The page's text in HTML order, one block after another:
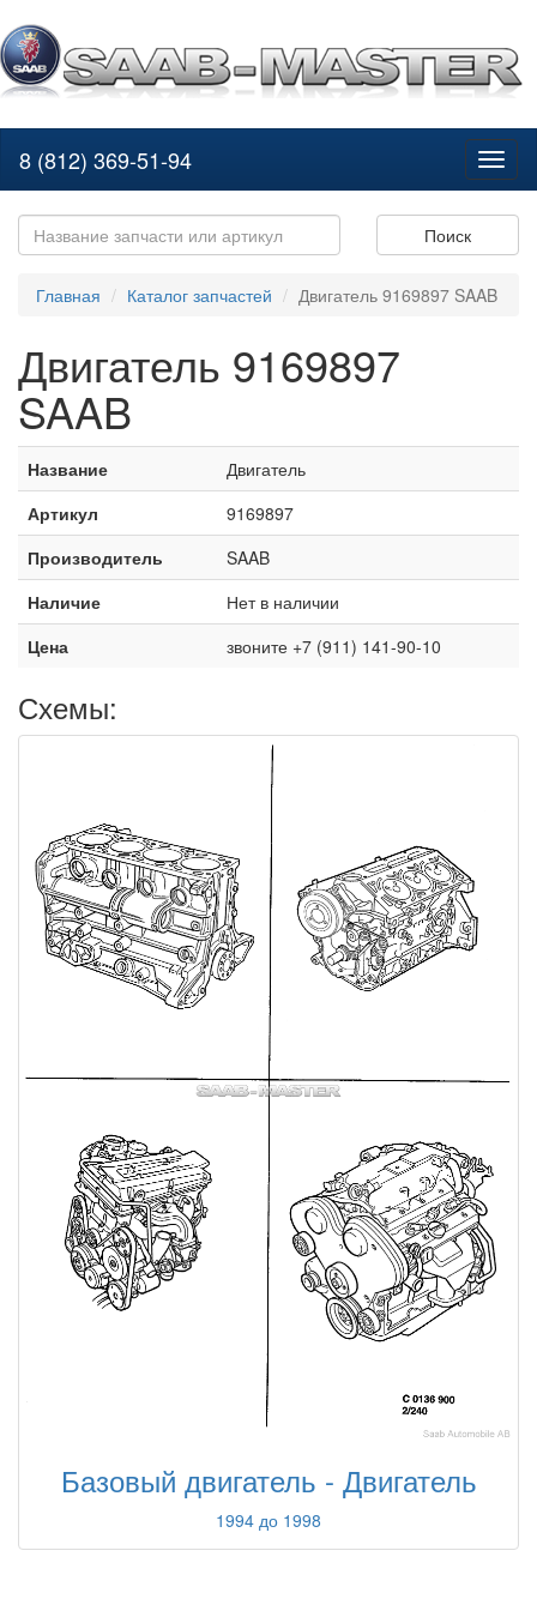
8 (812) 369-51-94
Поиск
Главная Каталог запчастей Двигатель 9169897 SAAB
Двигатель 9169897
SAAB
Название
Двигатель
Артикул
9169897
Производитель
SAAB
Наличие
Нет в наличии
Цена
звоните +7 (911) 141-90-10
Схемы:
Базовый двигатель - Двигатель
1994 до 1998